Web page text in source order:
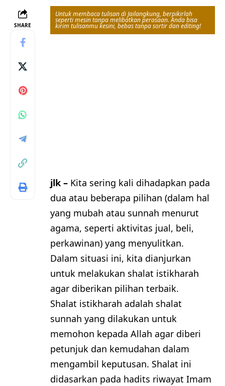
SHARE
Untuk membaca tulisan di Jailangkung, berpikirlah
seperti mesin tanpa melibatkan perasaan. Anda bisa
kirim tulisanmu kesini, bebas tanpa sortir dan editing!
jlk – Kita sering kali dihadapkan pada
dua atau beberapa pilihan (dalam hal
yang mubah atau sunnah menurut
agama, seperti aktivitas jual, beli,
perkawinan) yang menyulitkan.
Dalam situasi ini, kita dianjurkan
untuk melakukan shalat istikharah
agar diberikan pilihan terbaik.
Shalat istikharah adalah shalat
sunnah yang dilakukan untuk
memohon kepada Allah agar diberi
petunjuk dan kemudahan dalam
mengambil keputusan. Shalat ini
didasarkan pada hadits riwayat Imam